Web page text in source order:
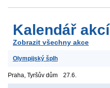
Kalendář akcí
Zobrazit všechny akce
Olympijský šplh
Praha, Tyršův dům 27.6.